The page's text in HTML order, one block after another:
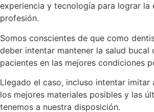
experiencia y tecnología para lograr la
profesión.
Somos conscientes de que como
deber intentar mantener la salud bucal
pacientes en las mejores condiciones
Llegado el caso, incluso intentar imitar
los mejores materiales posibles y las
tenemos a nuestra disposición.